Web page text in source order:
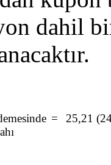
dahil
=
25,21